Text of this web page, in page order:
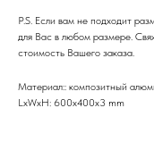
P.S. Если вам не подходит
для Вас в любом размере.
стоимость Вашего заказа.
Материал:: композитный
LxWxH: 600x400x3 mm